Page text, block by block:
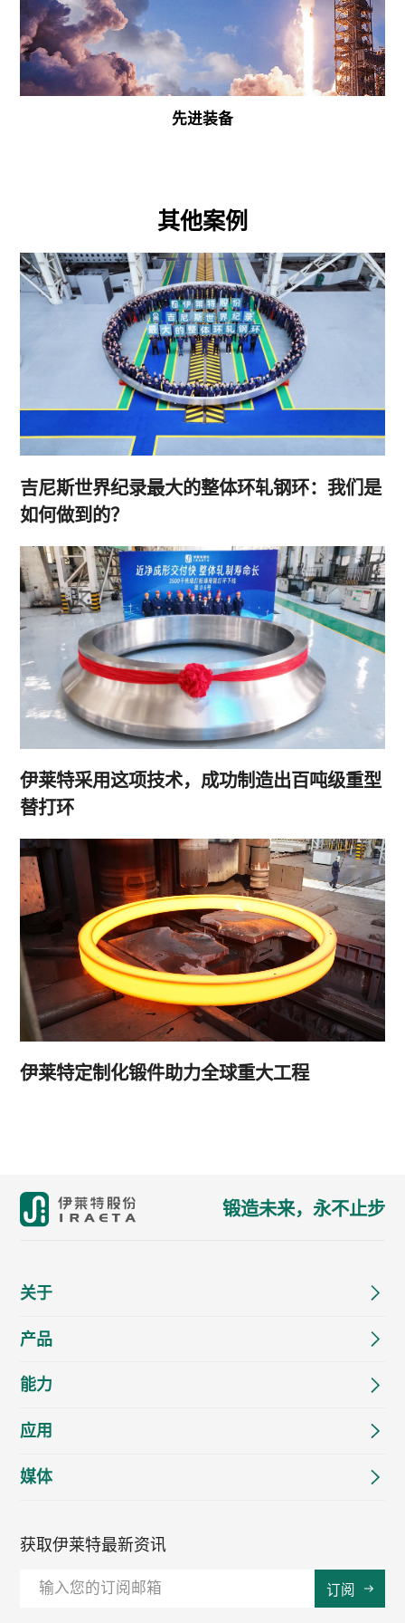
先进装备
其他案例
吉尼斯世界纪录最大的整体环轧钢环：我们是
如何做到的？
伊莱特采用这项技术，成功制造出百吨级重型
替打环
伊莱特定制化锻件助力全球重大工程
锻造未来，永不止步
关于
产品
能力
应用
媒体
获取伊莱特最新资讯
订阅